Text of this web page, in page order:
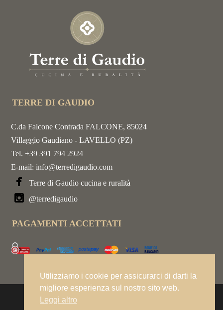
TERRE DI GAUDIO
C.da Falcone Contrada FALCONE, 85024
Villaggio Gaudiano - LAVELLO (PZ)
Tel. +39 391 794 2924
E-mail:info@terredigaudio.com
Terre di Gaudio cucina e ruralità
@terredigaudio
PAGAMENTI ACCETTATI
© TERRE DI GAUDIO 2021 BY BRUCOMELA DESIGN
Utilizziamo i cookie per assicurarci di darti la
migliore esperienza sul nostro sito web.
Leggi altro